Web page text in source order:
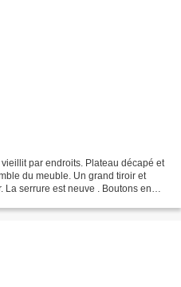
par endroits. Plateau décapé et
du meuble. Un grand tiroir et
serrure est neuve . Boutons en